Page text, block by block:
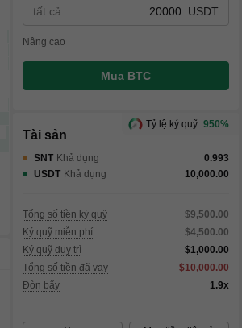
tất cả USDT
Nâng cao
Mua BTC
Tài sản
SNT Khả dụng
0.993
USDT Khả dụng 10,000.00
Tổng số tiền ký quỹ
$9,500.00
Ký quỹ miễn phí
$4,500.00
Ký quỹ duy trì
$1,000.00
Tổng số tiền đã vay
$10,000.00
Đòn bẩy
1.9x
Tỷ lệ ký quỹ: 950%